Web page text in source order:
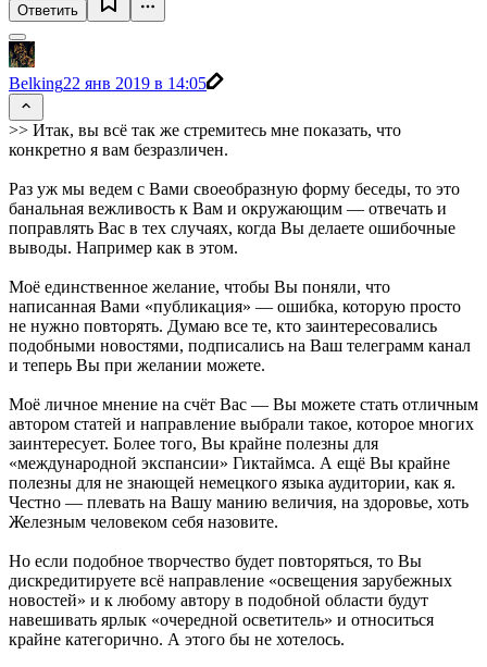
Ответить
Belking22 янв 2019 в 14:05
>> Итак, вы всё так же стремитесь мне показать, что
конкретно я вам безразличен.
Раз уж мы ведем с Вами своеобразную форму беседы, то это
банальная вежливость к Вам и окружающим — отвечать и
поправлять Вас в тех случаях, когда Вы делаете ошибочные
выводы. Например как в этом.
Моё единственное желание, чтобы Вы поняли, что
написанная Вами «публикация» — ошибка, которую просто
не нужно повторять. Думаю все те, кто заинтересовались
подобными новостями, подписались на Ваш телеграмм канал
и теперь Вы при желании можете.
Моё личное мнение на счёт Вас — Вы можете стать отличным
автором статей и направление выбрали такое, которое многих
заинтересует. Более того, Вы крайне полезны для
«международной экспансии» Гиктаймса. А ещё Вы крайне
полезны для не знающей немецкого языка аудитории, как я.
Честно — плевать на Вашу манию величия, на здоровье, хоть
Железным человеком себя назовите.
Но если подобное творчество будет повторяться, то Вы
дискредитируете всё направление «освещения зарубежных
новостей» и к любому автору в подобной области будут
навешивать ярлык «очередной осветитель» и относиться
крайне категорично. А этого бы не хотелось.